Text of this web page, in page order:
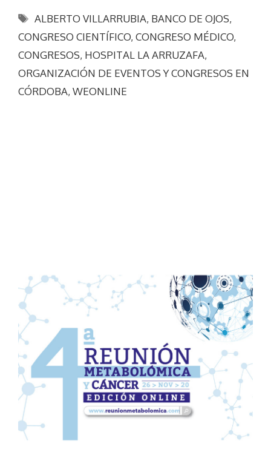
Etiquetas
ALBERTO VILLARRUBIA, BANCO DE OJOS,
CONGRESO CIENTÍFICO, CONGRESO MÉDICO,
CONGRESOS, HOSPITAL LA ARRUZAFA,
ORGANIZACIÓN DE EVENTOS Y CONGRESOS EN
CÓRDOBA, WEONLINE